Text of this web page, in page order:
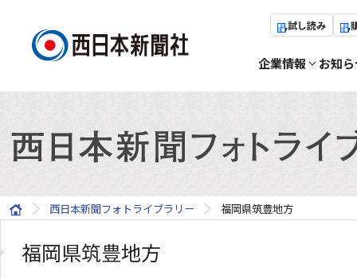
試し読み
企業情報 お知
西日本新聞フォトライブラリー 福岡県筑豊地方
福岡県筑豊地方